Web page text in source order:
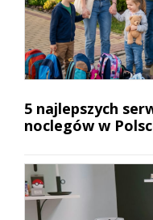
5 najlepszych
noclegów w